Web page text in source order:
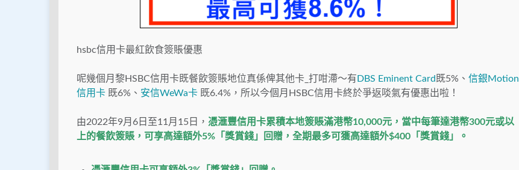
hsbc信用卡最紅飲食簽賬優惠
呢幾個月黎HSBC信用卡既餐飲簽賬地位真係俾其他卡_打咁滯～有 DBS Eminent Card既5%、 信銀Motion
信用卡 既6%、 安信WeWa卡 既6.4%，所以今個月HSBC信用卡終於爭返啖氣有優惠出啦！
由2022年9月6日至11月15日， 憑滙豐信用卡累積本地簽賬滿港幣10,000元，當中每筆達港幣300元或以
上的餐飲簽賬，可享高達額外5%「獎賞錢」回贈，全期最多可獲高達額外$400「獎賞錢」。